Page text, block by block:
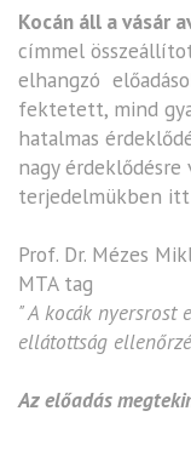
Kocán áll a vásár
címmel
elhangzó
fektetett, mind
hatalmas
nagy
terjedelmükben
Prof. Dr. Mézes
MTA tag
" A kocák nyersrost
ellátottság
Az előadás